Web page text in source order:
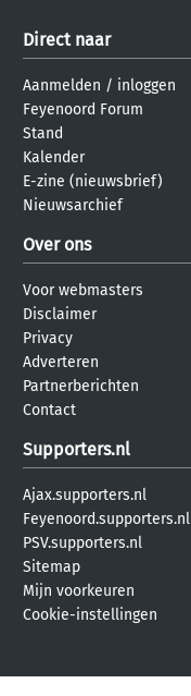
Direct naar
Aanmelden / inloggen
Feyenoord Forum
Stand
Kalender
E-zine (nieuwsbrief)
Nieuwsarchief
Over ons
Voor webmasters
Disclaimer
Privacy
Adverteren
Partnerberichten
Contact
Supporters.nl
Ajax.supporters.nl
Feyenoord.supporters.nl
PSV.supporters.nl
Sitemap
Mijn voorkeuren
Cookie-instellingen